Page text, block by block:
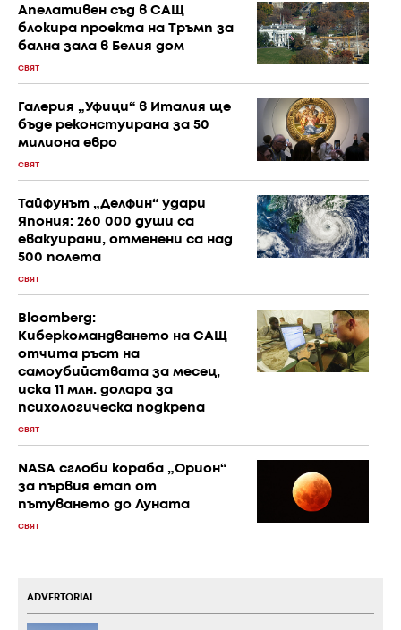
Апелативен съд в САЩ
блокира проекта на Тръмп за
бална зала в Белия дом
СВЯТ
Галерия „Уфици“ в Италия ще
бъде реконстуирана за 50
милиона евро
СВЯТ
Тайфунът „Делфин“ удари
Япония: 260 000 души са
евакуирани, отменени са над
500 полета
СВЯТ
Bloomberg:
Киберкомандването на САЩ
отчита ръст на
самоубийствата за месец,
иска 11 млн. долара за
психологическа подкрепа
СВЯТ
NASA сглоби кораба „Орион“
за първия етап от
пътуването до Луната
СВЯТ
ADVERTORIAL